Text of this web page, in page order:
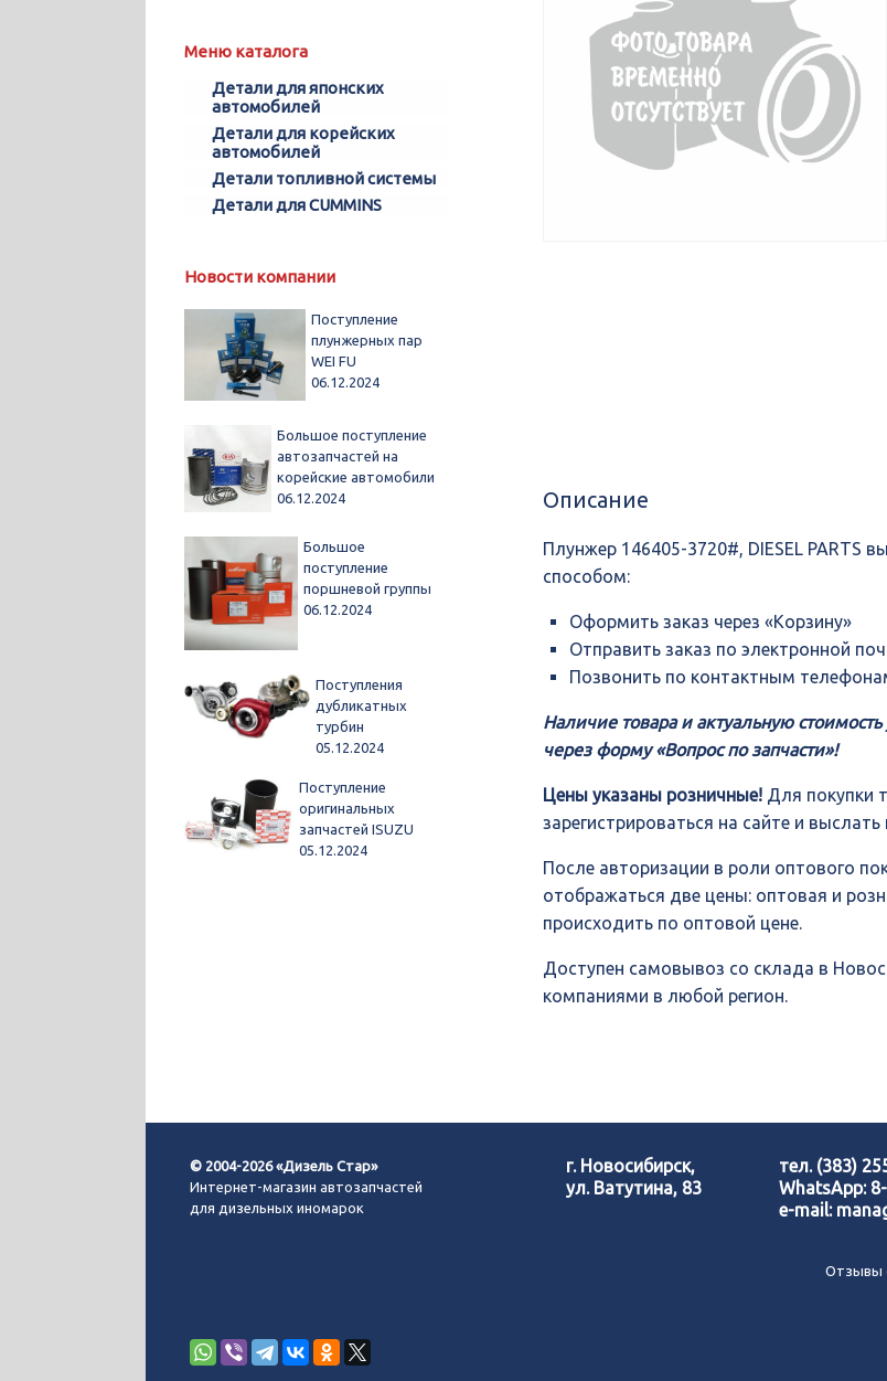
Описание
Плунжер 146405-3720#, DIESEL
способом:
Оформить заказ через «Корзину»
Отправить заказ по электронной
Позвонить по контактным
Наличие товара и актуальную
через форму «Вопрос по запчасти»!
Цены указаны розничные! Для покупки
зарегистрироваться на сайте и
После авторизации в роли оптового
отображаться две цены: оптовая и
происходить по оптовой цене.
Доступен самовывоз со склада в
компаниями в любой регион.
Меню каталога
Детали для японских
автомобилей
Детали для корейских
автомобилей
Детали топливной системы
Детали для CUMMINS
Новости компании
Поступление
плунжерных пар
WEI FU
06.12.2024
Большое поступление
автозапчастей на
корейские автомобили
06.12.2024
Большое
поступление
поршневой группы
06.12.2024
Поступления
дубликатных
турбин
05.12.2024
Поступление
оригинальных
запчастей ISUZU
05.12.2024
© 2004-2026 «Дизель Стар»
Интернет-магазин автозапчастей
для дизельных иномарок
г. Новосибирск,
ул. Ватутина, 83
тел. (383)
WhatsApp:
e-mail:
Отзывы